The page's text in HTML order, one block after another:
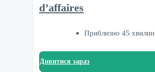
d’affaires
Приблизно 45 хвилин
Дивитися зараз